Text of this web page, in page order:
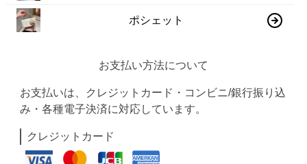
ポシェット
お支払い方法について
お支払いは、クレジットカード・コンビニ/銀行振り込
み・各種電子決済に対応しています。
クレジットカード